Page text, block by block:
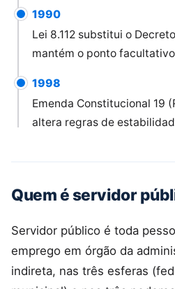
1990
Lei 8.112 substitui o
mantém o ponto
1998
Emenda Constitucional 19
altera regras de
Quem é servidor
Servidor público é toda
emprego em órgão da
indireta, nas três esferas